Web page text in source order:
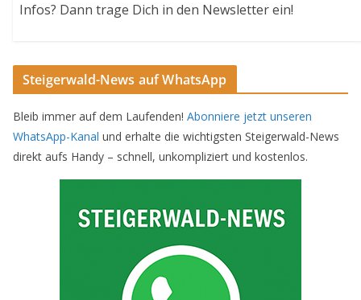
Infos? Dann trage Dich in den Newsletter ein!
Steigerwald-News auf WhatsApp
Bleib immer auf dem Laufenden! Abonniere jetzt unseren
WhatsApp-Kanal und erhalte die wichtigsten Steigerwald-News
direkt aufs Handy – schnell, unkompliziert und kostenlos.